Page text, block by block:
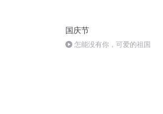
国庆节
怎能没有你，可爱的祖国